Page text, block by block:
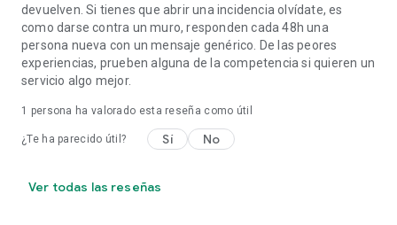
devuelven. Si tienes que abrir una incidencia olvídate, es
como darse contra un muro, responden cada 48h una
persona nueva con un mensaje genérico. De las peores
experiencias, prueben alguna de la competencia si quieren un
servicio algo mejor.
1 persona ha valorado esta reseña como útil
¿Te ha parecido útil? Sí No
Ver todas las reseñas